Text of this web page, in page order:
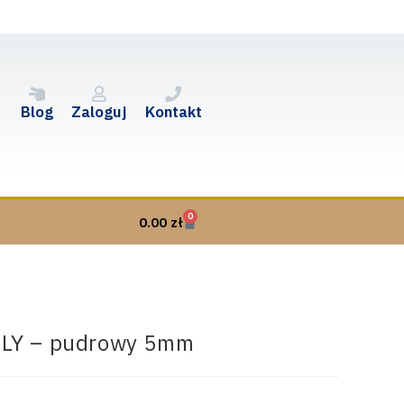
Blog Zaloguj Kontakt
0.00 zł 0
– pudrowy 5mm